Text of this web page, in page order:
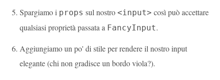
Spargiamo i props sul nostro <input> così può accettare
qualsiasi proprietà passata a FancyInput.
Aggiungiamo un po' di stile per rendere il nostro input
elegante (chi non gradisce un bordo viola?).